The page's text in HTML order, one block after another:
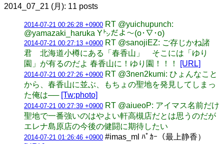
2014_07_21 (月): 11 posts
2014-07-21 00:26:28 +0900 RT @yuichupunch:
@yamazaki_haruka Y㌧だよ～(o･∇･o)
2014-07-21 00:27:13 +0900 RT @sanojiEZ: ご存じかね諸
君 北海道小樽にある「春香山」 そこには「ゆり
園」が有るのだよ 春香山に！ゆり園！！！
[URL]
2014-07-21 00:27:26 +0900 RT @3nen2kumi: ひょんなこと
から、春香山に並ぶ、もちょの聖地を発見してしまっ
た俺は── [Tw:photo]
2014-07-21 00:27:39 +0900 RT @aiueoP: アイマス名前だけ
聖地で一番強いのはやよい軒高槻店だとは思うのだが
エレナ島原店の今後の健闘に期待したい
2014-07-21 01:26:46 +0900 #imas_ml ﾊﾟｶｰ（最上静香）